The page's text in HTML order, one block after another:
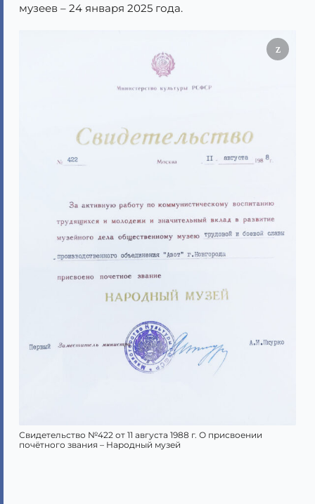
музеев – 24 января 2025 года.
Свидетельство №422 от 11 августа 1988 г. О присвоении
почётного звания – Народный музей